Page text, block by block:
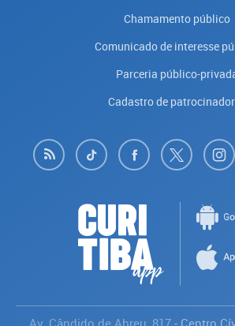
Chamamento público
Comunicado de interesse
Parceria público-
Cadastro de